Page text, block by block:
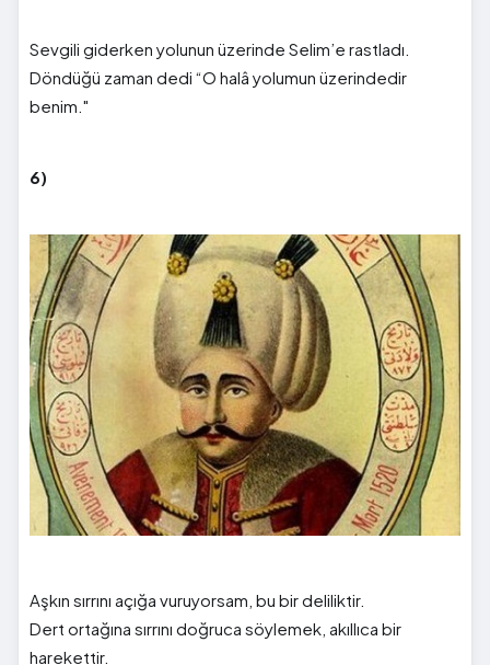
Sevgili giderken yolunun üzerinde Selim’e rastladı.
Döndüğü zaman dedi “O halâ yolumun üzerindedir
benim."
6)
Aşkın sırrını açığa vuruyorsam, bu bir deliliktir.
Dert ortağına sırrını doğruca söylemek, akıllıca bir
harekettir.